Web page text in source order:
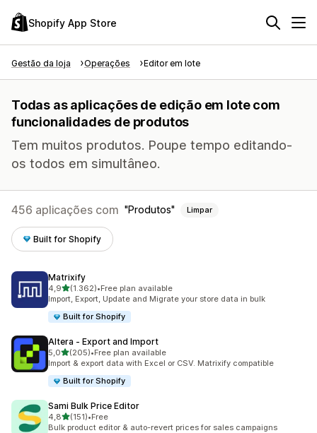
Shopify App Store
Gestão da loja Operações Editor em lote
Todas as aplicações de edição em lote com
funcionalidades de produtos
Tem muitos produtos. Poupe tempo editando-
os todos em simultâneo.
456 aplicações com Produtos Limpar
Built for Shopify
Matrixify
4,9de 5 estrelas
(1.362)
1362 total de avaliações
•Free plan available
Import, Export, Update and Migrate your store data in bulk
Built for Shopify
Altera ‑ Export and Import
5,0de 5 estrelas
(205)
205 total de avaliações
•Free plan available
Import & export data with Excel or CSV. Matrixify compatible
Built for Shopify
Sami Bulk Price Editor
4,8de 5 estrelas
(151)
151 total de avaliações
•Free
Bulk product editor & auto-revert prices for sales campaigns